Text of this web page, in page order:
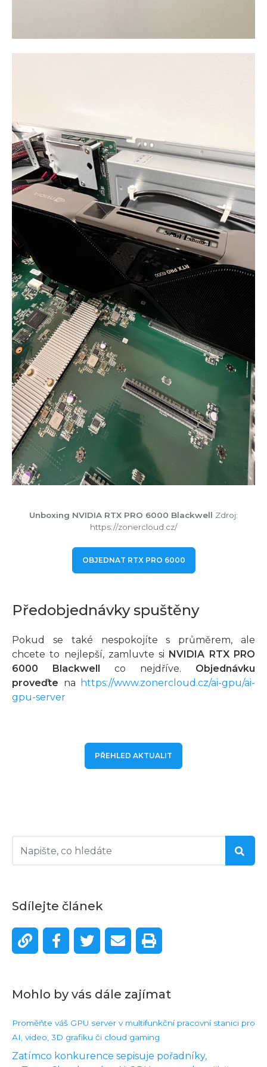
Sdílejte článek
Mohlo by vás dále zajímat
Proměňte váš GPU server v multifunkční pracovní stanici pro
AI, video, 3D grafiku či cloud gaming
Zatímco konkurence sepisuje pořadníky,
Unboxing NVIDIA RTX PRO 6000 Blackwell Zdroj:
https://zonercloud.cz/
OBJEDNAT RTX PRO 6000
Předobjednávky spuštěny
Pokud se také nespokojíte s průměrem, ale
chcete to nejlepší, zamluvte si NVIDIA RTX PRO
6000 Blackwell
co nejdříve. Objednávku
proveďte na
https://www.zonercloud.cz/ai-gpu/ai-
gpu-server
PŘEHLED AKTUALIT